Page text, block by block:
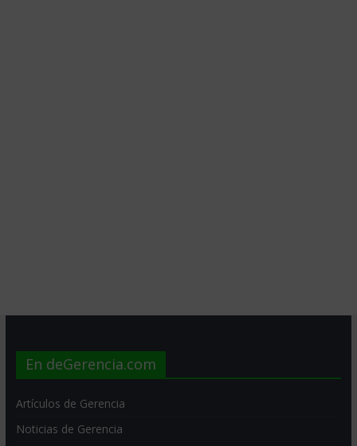
En deGerencia.com
Artículos de Gerencia
Noticias de Gerencia